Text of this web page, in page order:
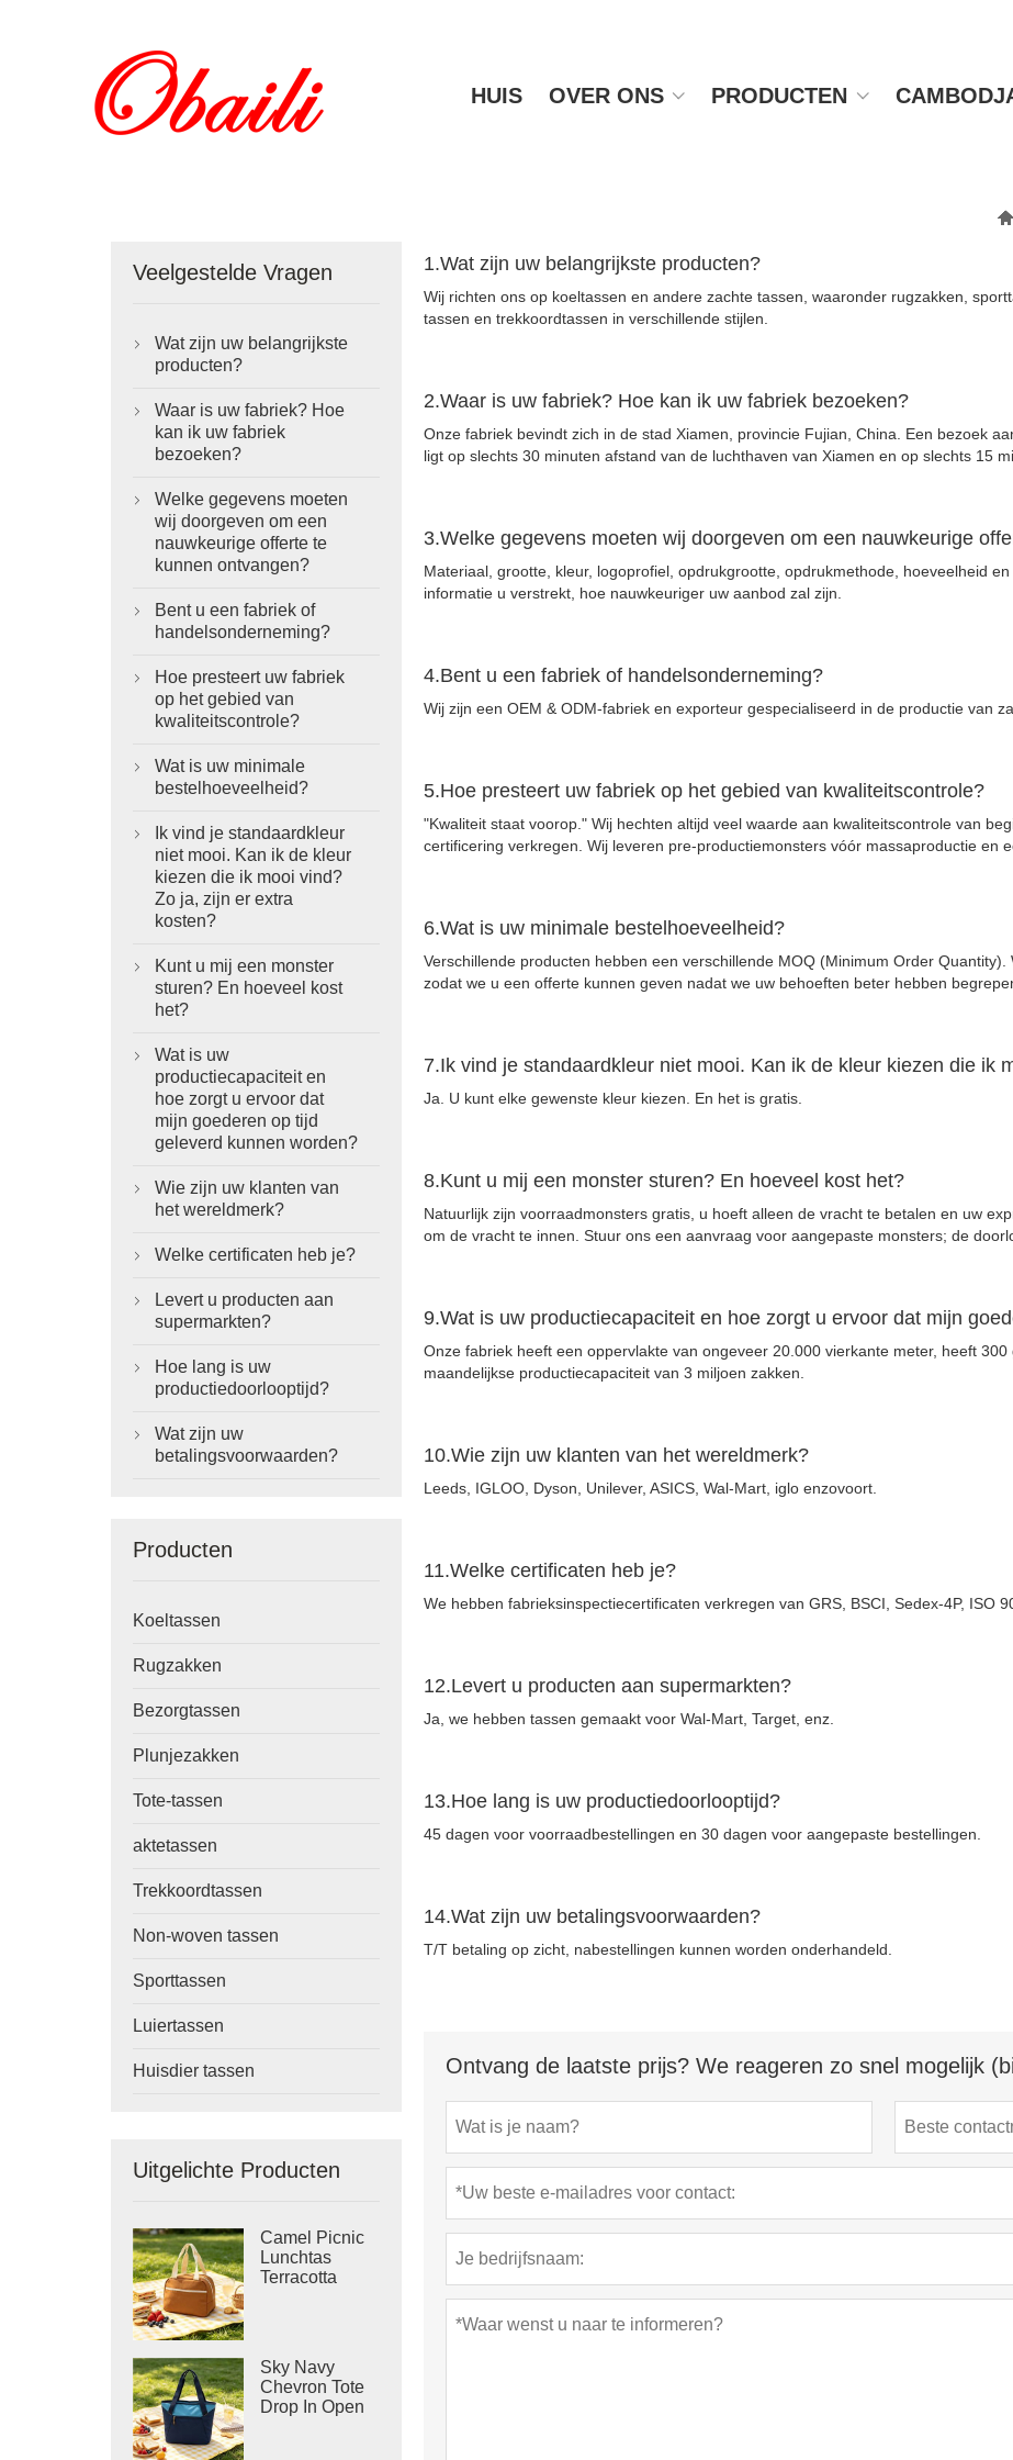
HUIS OVER ONS PRODUCTEN

Veelgestelde Vragen

Wat zijn uw belangrijkste
producten?

Waar is uw fabriek? Hoe
kan ik uw fabriek
bezoeken?

Welke gegevens moeten
wij doorgeven om een ​​
nauwkeurige offerte te
kunnen ontvangen?

Bent u een fabriek of
handelsonderneming?

Hoe presteert uw fabriek
op het gebied van
kwaliteitscontrole?

Wat is uw minimale
bestelhoeveelheid?

Ik vind je standaardkleur
niet mooi. Kan ik de kleur
kiezen die ik mooi vind?
Zo ja, zijn er extra
kosten?

Kunt u mij een monster
sturen? En hoeveel kost
het?

Wat is uw
productiecapaciteit en
hoe zorgt u ervoor dat
mijn goederen op tijd
geleverd kunnen worden?

Wie zijn uw klanten van
het wereldmerk?
 Welke certificaten heb je?

Levert u producten aan
supermarkten?

Hoe lang is uw
productiedoorlooptijd?

Wat zijn uw
betalingsvoorwaarden?
Producten
Koeltassen
Rugzakken
Bezorgtassen
Plunjezakken
Tote-tassen
aktetassen
Trekkoordtassen
Non-woven tassen
Sporttassen
Luiertassen
Huisdier tassen
Uitgelichte Producten
Camel Picnic
Lunchtas
Terracotta
Sky Navy
Chevron Tote
Drop In Open
1.Wat zijn uw belangrijkste producten?
Wij richten ons op koeltassen en andere zachte tassen, waaronder rugzakken,
tassen en trekkoordtassen in verschillende stijlen.
2.Waar is uw fabriek? Hoe kan ik uw fabriek bezoeken?
Onze fabriek bevindt zich in de stad Xiamen, provincie Fujian, China. Een bezoek
ligt op slechts 30 minuten afstand van de luchthaven van Xiamen en op slechts 15
3.Welke gegevens moeten wij doorgeven om een ​​nauwkeurige
Materiaal, grootte, kleur, logoprofiel, opdrukgrootte, opdrukmethode, hoeveelheid
informatie u verstrekt, hoe nauwkeuriger uw aanbod zal zijn.
4.Bent u een fabriek of handelsonderneming?
Wij zijn een OEM & ODM-fabriek en exporteur gespecialiseerd in de productie van
5.Hoe presteert uw fabriek op het gebied van kwaliteitscontrole?
"Kwaliteit staat voorop." Wij hechten altijd veel waarde aan kwaliteitscontrole van
certificering verkregen. Wij leveren pre-productiemonsters vóór massaproductie en
6.Wat is uw minimale bestelhoeveelheid?
Verschillende producten hebben een verschillende MOQ (Minimum Order
zodat we u een offerte kunnen geven nadat we uw behoeften beter hebben
7.Ik vind je standaardkleur niet mooi. Kan ik de kleur kiezen die ik
Ja. U kunt elke gewenste kleur kiezen. En het is gratis.
8.Kunt u mij een monster sturen? En hoeveel kost het?
Natuurlijk zijn voorraadmonsters gratis, u hoeft alleen de vracht te betalen en uw
om de vracht te innen. Stuur ons een aanvraag voor aangepaste monsters; de
9.Wat is uw productiecapaciteit en hoe zorgt u ervoor dat mijn
Onze fabriek heeft een oppervlakte van ongeveer 20.000 vierkante meter, heeft
maandelijkse productiecapaciteit van 3 miljoen zakken.
10.Wie zijn uw klanten van het wereldmerk?
Leeds, IGLOO, Dyson, Unilever, ASICS, Wal-Mart, iglo enzovoort.
11.Welke certificaten heb je?
We hebben fabrieksinspectiecertificaten verkregen van GRS, BSCI, Sedex-4P, ISO
12.Levert u producten aan supermarkten?
Ja, we hebben tassen gemaakt voor Wal-Mart, Target, enz.
13.Hoe lang is uw productiedoorlooptijd?
45 dagen voor voorraadbestellingen en 30 dagen voor aangepaste bestellingen.
14.Wat zijn uw betalingsvoorwaarden?
T/T betaling op zicht, nabestellingen kunnen worden onderhandeld.
Ontvang de laatste prijs? We reageren zo snel mogelijk